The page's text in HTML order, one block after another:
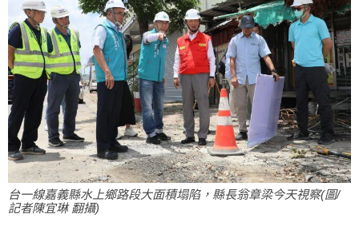
台一線嘉義縣水上鄉路段大面積塌陷，縣長翁章梁今天視察(圖/
記者陳宜琳 翻攝)